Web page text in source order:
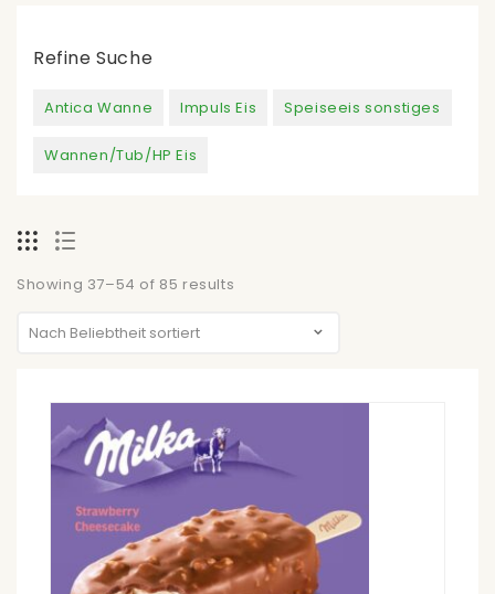
Refine Suche
Antica Wanne Impuls Eis Speiseeis sonstiges
Wannen/Tub/HP Eis
Showing 37–54 of 85 results